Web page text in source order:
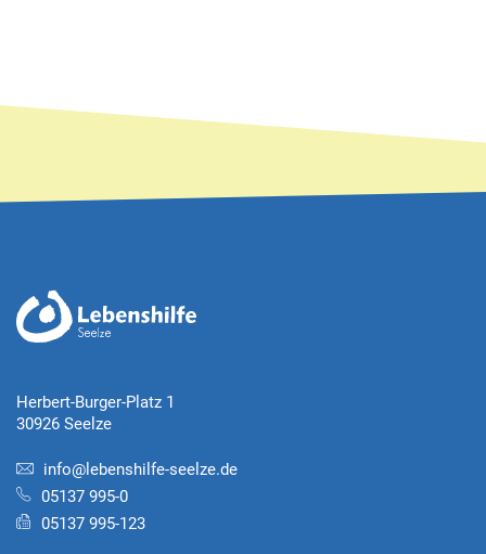
Herbert-Burger-Platz 1
30926 Seelze
info@lebenshilfe-seelze.de
05137 995-0
05137 995-123